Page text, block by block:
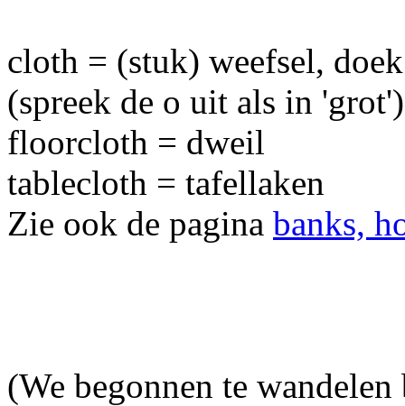
cloth = (stuk) weefsel, doek
(spreek de o uit als in 'grot')
floorcloth = dweil
tablecloth = tafellaken
Zie ook de pagina banks,
(We begonnen te